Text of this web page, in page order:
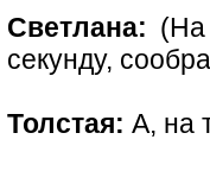
Светлана:
секунду,
Толстая: А, на